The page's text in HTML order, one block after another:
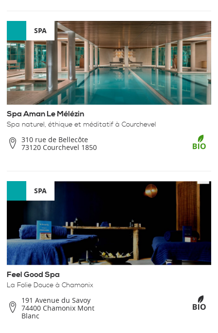
SPA
Spa Aman Le Mélézin
Spa naturel, éthique et méditatif à Courchevel
310 rue de Bellecôte
73120 Courchevel 1850
SPA
Feel Good Spa
La Folie Douce à Chamonix
191 Avenue du Savoy
74400 Chamonix Mont
Blanc